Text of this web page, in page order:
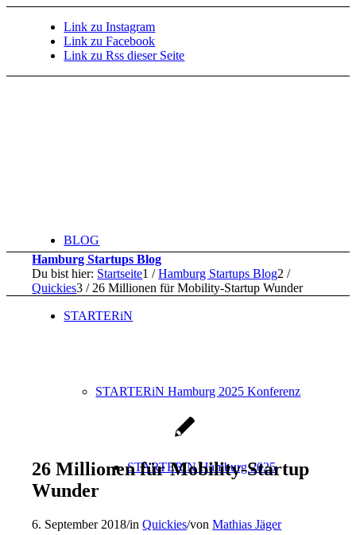
Link zu Instagram
Link zu Facebook
Link zu Rss dieser Seite
BLOG
STARTERiN
STARTERiN Hamburg 2025 Konferenz
STARTERiN Hamburg 2025
Hamburg Startups Blog
Du bist hier: Startseite1 / Hamburg Startups Blog2 /
Quickies3 / 26 Millionen für Mobility-Startup Wunder
26 Millionen für Mobility-Startup
Wunder
6. September 2018/inQuickies/vonMathias Jäger